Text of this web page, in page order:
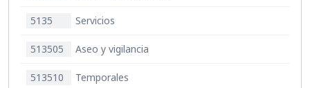
5135 Servicios
513505 Aseo y vigilancia
513510 Temporales